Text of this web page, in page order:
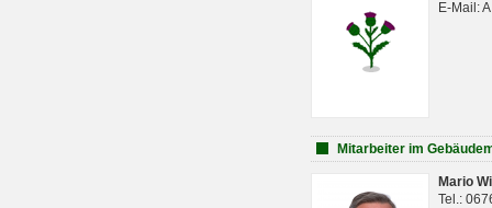
E-Mail:
Mitarbeiter im
Mario
Tel.: